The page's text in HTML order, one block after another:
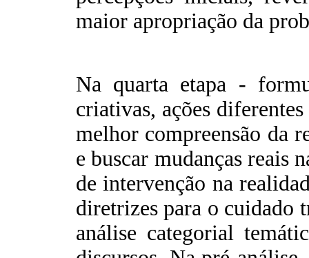
maior apropriação da
Na quarta etapa -
criativas, ações
melhor compreensão da
e buscar mudanças reais
de intervenção na
diretrizes para o cuidado
análise categorial